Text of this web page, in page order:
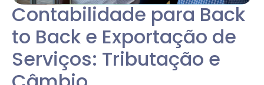
Contabilidade para Back
to Back e Exportação de
Serviços: Tributação e